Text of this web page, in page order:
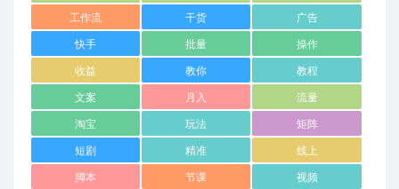
工作流 干货 广告
快手 批量 操作
收益 教你 教程
文案 月入 流量
淘宝 玩法 矩阵
短剧 精准 线上
脚本 节课 视频